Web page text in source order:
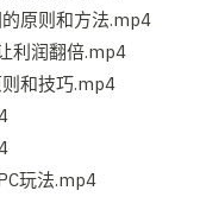
的原则和方法.mp4
利润翻倍.mp4
则和技巧.mp4
玩法.mp4